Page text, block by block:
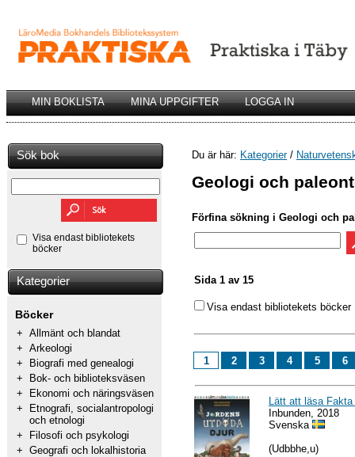
MIN BOKLISTA MINA UPPGIFTER LOGGA IN
Sök bok
Visa endast bibliotekets
böcker
Kategorier
Böcker
+ Allmänt och blandat
+ Arkeologi
+
Biografi med genealogi
+
Bok- och biblioteksväsen
+
Ekonomi och näringsväsen
+
Etnografi, socialantropologi
och etnologi
+
Filosofi och psykologi
+ Geografi och lokalhistoria
Du är här: Kategorier/
Geologi och
Förfina sökning i Geologi och
Sida 1 av 15
Visa endast bibliotekets böcker
1 2 3 4 5 6
Lätt att läsa
Inbunden, 2018
Svenska
(Udbbhe,u)